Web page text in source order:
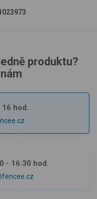
produktu?
16 hod.
- 16:30 hod.